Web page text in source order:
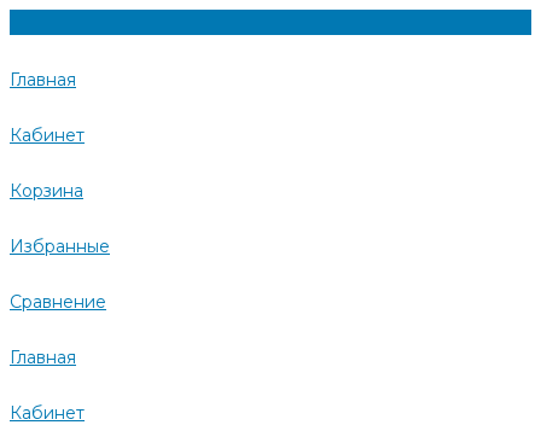
Главная
Кабинет
Корзина
Избранные
Сравнение
Главная
Кабинет